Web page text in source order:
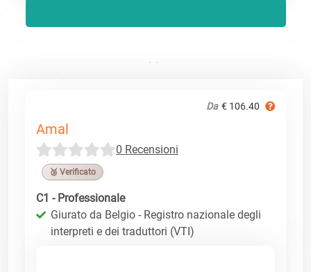
Da € 106.40
Amal
0 Recensioni
🥉 Verificato
C1 - Professionale
Giurato da Belgio - Registro nazionale degli
interpreti e dei traduttori (VTI)